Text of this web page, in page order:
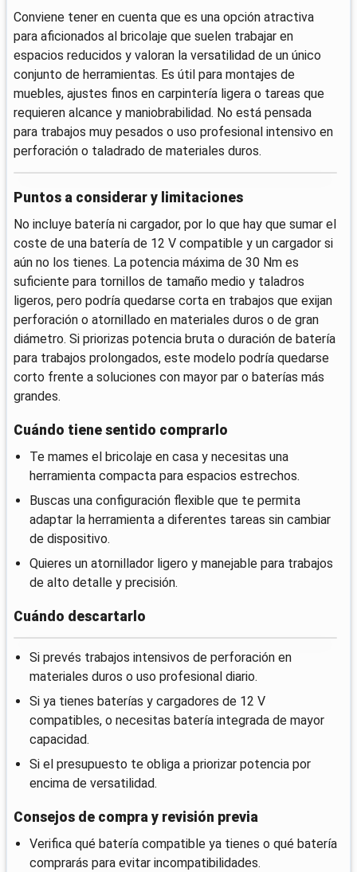
Conviene tener en cuenta que es una opción atractiva
para aficionados al bricolaje que suelen trabajar en
espacios reducidos y valoran la versatilidad de un único
conjunto de herramientas. Es útil para montajes de
muebles, ajustes finos en carpintería ligera o tareas que
requieren alcance y maniobrabilidad. No está pensada
para trabajos muy pesados o uso profesional intensivo en
perforación o taladrado de materiales duros.
Puntos a considerar y limitaciones
No incluye batería ni cargador, por lo que hay que sumar el
coste de una batería de 12 V compatible y un cargador si
aún no los tienes. La potencia máxima de 30 Nm es
suficiente para tornillos de tamaño medio y taladros
ligeros, pero podría quedarse corta en trabajos que exijan
perforación o atornillado en materiales duros o de gran
diámetro. Si priorizas potencia bruta o duración de batería
para trabajos prolongados, este modelo podría quedarse
corto frente a soluciones con mayor par o baterías más
grandes.
Cuándo tiene sentido comprarlo
Te mames el bricolaje en casa y necesitas una
herramienta compacta para espacios estrechos.
Buscas una configuración flexible que te permita
adaptar la herramienta a diferentes tareas sin cambiar
de dispositivo.
Quieres un atornillador ligero y manejable para trabajos
de alto detalle y precisión.
Cuándo descartarlo
Si prevés trabajos intensivos de perforación en
materiales duros o uso profesional diario.
Si ya tienes baterías y cargadores de 12 V
compatibles, o necesitas batería integrada de mayor
capacidad.
Si el presupuesto te obliga a priorizar potencia por
encima de versatilidad.
Consejos de compra y revisión previa
Verifica qué batería compatible ya tienes o qué batería
comprarás para evitar incompatibilidades.